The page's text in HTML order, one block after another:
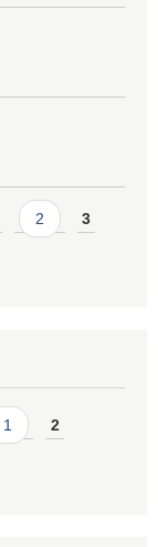
2 3
1 2